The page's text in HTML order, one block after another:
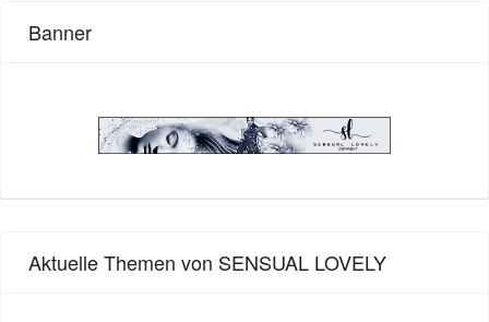
Banner
Aktuelle Themen von SENSUAL LOVELY